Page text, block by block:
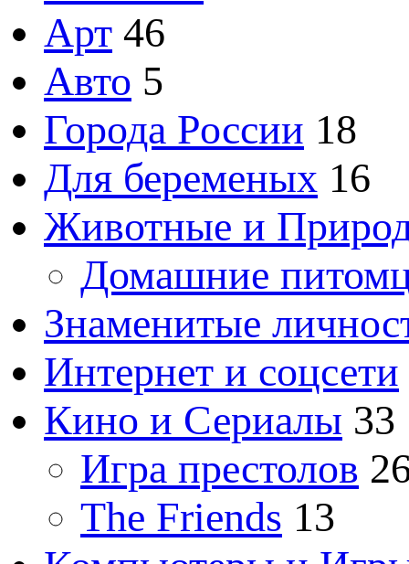
Арт 46
Авто 5
Города России 18
Для беременых 16
Животные и
Домашние
Знаменитые
Интернет и соцсети
Кино и Сериалы 33
Игра престолов
The Friends 13